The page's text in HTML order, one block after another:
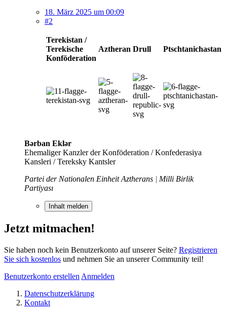
18. März 2025 um 00:09
#2
Terekistan /
Terekische
Konföderation
Aztheran Drull Ptschtanichastan
Bərban Eklər
Ehemaliger Kanzler der Konföderation / Konfederasiya
Kansleri / Tereksky Kantsler
Partei der Nationalen Einheit Aztherans | Milli Birlik
Partiyası
Inhalt melden
Jetzt mitmachen!
Sie haben noch kein Benutzerkonto auf unserer Seite? Registrieren
Sie sich kostenlos und nehmen Sie an unserer Community teil!
Benutzerkonto erstellen Anmelden
Datenschutzerklärung
Kontakt